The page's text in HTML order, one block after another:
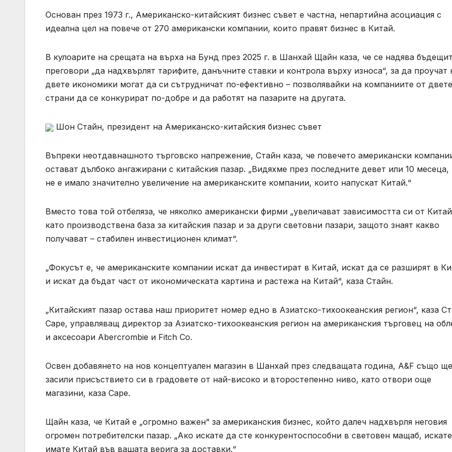
Основан през 1973 г., Американско-китайският бизнес съвет е частна, непартийна асоциация с
идеална цел на повече от 270 американски компании, които правят бизнес в Китай.
В кулоарите на срещата на върха на Бунд през 2025 г. в Шанхай Щайн каза, че се надява
преговори „да надхвърлят тарифите, данъчните ставки и контрола върху износа“, за да проучат
двете икономики могат да си сътрудничат по-ефективно – позволявайки на компаниите от двете
страни да се конкурират по-добре и да работят на пазарите на другата.
Шон Стайн, президент на Американско-китайския бизнес съвет
Въпреки неотдавнашното търговско напрежение, Стайн каза, че повечето американски
остават дълбоко ангажирани с китайския пазар. „Видяхме през последните девет или 10 месеца,
не е имало значително увеличение на американските компании, които напускат Китай.“
Вместо това той отбеляза, че няколко американски фирми „увеличават зависимостта си от Китай
като производствена база за китайския пазар и за други световни пазари, защото знаят какво
получават – стабилен инвестиционен климат“.
„Фокусът е, че американските компании искат да инвестират в Китай, искат да се разширят в
и искат да бъдат част от икономическата картина и растежа на Китай“, каза Стайн.
„Китайският пазар остава наш приоритет номер едно в Азиатско-тихоокеанския регион“, каза
Саре, управляващ директор за Азиатско-тихоокеанския регион на американския търговец на
и аксесоари Abercrombie и Fitch Co.
Освен добавянето на нов концептуален магазин в Шанхай през следващата година, A&F също ще
засили присъствието си в градовете от най-високо и второстепенно ниво, като отвори още
магазини, каза Саре.
Щайн каза, че Китай е „огромно важен“ за американския бизнес, който далеч надхвърля неговия
огромен потребителски пазар. „Ако искате да сте конкурентоспособни в световен мащаб,
имате Китай във вашата верига за доставки.“